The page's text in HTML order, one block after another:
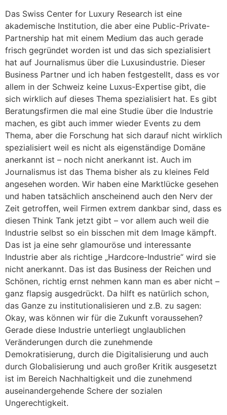
Das Swiss Center for Luxury Research ist eine
akademische Institution, die aber eine Public-Private-
Partnership hat mit einem Medium das auch gerade
frisch gegründet worden ist und das sich spezialisiert
hat auf Journalismus über die Luxusindustrie. Dieser
Business Partner und ich haben festgestellt, dass es vor
allem in der Schweiz keine Luxus-Expertise gibt, die
sich wirklich auf dieses Thema spezialisiert hat. Es gibt
Beratungsfirmen die mal eine Studie über die Industrie
machen, es gibt auch immer wieder Events zu dem
Thema, aber die Forschung hat sich darauf nicht wirklich
spezialisiert weil es nicht als eigenständige Domäne
anerkannt ist – noch nicht anerkannt ist. Auch im
Journalismus ist das Thema bisher als zu kleines Feld
angesehen worden. Wir haben eine Marktlücke gesehen
und haben tatsächlich anscheinend auch den Nerv der
Zeit getroffen, weil Firmen extrem dankbar sind, dass es
diesen Think Tank jetzt gibt – vor allem auch weil die
Industrie selbst so ein bisschen mit dem Image kämpft.
Das ist ja eine sehr glamouröse und interessante
Industrie aber als richtige „Hardcore-Industrie“ wird sie
nicht anerkannt. Das ist das Business der Reichen und
Schönen, richtig ernst nehmen kann man es aber nicht –
ganz flapsig ausgedrückt. Da hilft es natürlich schon,
das Ganze zu institutionalisieren und z.B. zu sagen:
Okay, was können wir für die Zukunft voraussehen?
Gerade diese Industrie unterliegt unglaublichen
Veränderungen durch die zunehmende
Demokratisierung, durch die Digitalisierung und auch
durch Globalisierung und auch großer Kritik ausgesetzt
ist im Bereich Nachhaltigkeit und die zunehmend
auseinandergehende Schere der sozialen
Ungerechtigkeit.